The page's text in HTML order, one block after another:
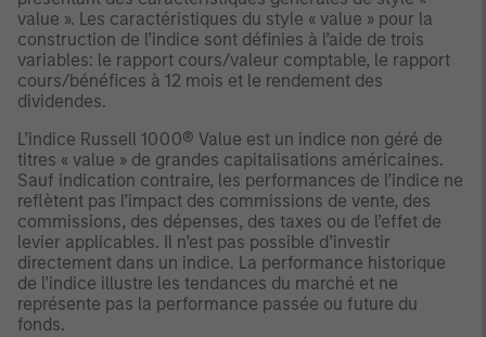
value ». Les caractéristiques du style « value » pour la
construction de l’indice sont définies à l’aide de trois
variables: le rapport cours/valeur comptable, le rapport
cours/bénéfices à 12 mois et le rendement des
dividendes.
L’indice Russell 1000® Value est un indice non géré de
titres « value » de grandes capitalisations américaines.
Sauf indication contraire, les performances de l’indice ne
reflètent pas l’impact des commissions de vente, des
commissions, des dépenses, des taxes ou de l’effet de
levier applicables. Il n’est pas possible d’investir
directement dans un indice. La performance historique
de l'indice illustre les tendances du marché et ne
représente pas la performance passée ou future du
fonds.